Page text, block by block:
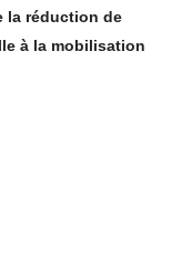
la réduction de
à la mobilisation